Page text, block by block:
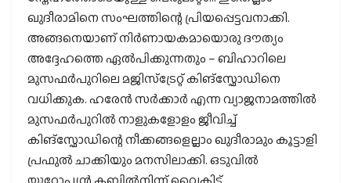
ഖുദീരാമിനെ സംഘത്തിന്റെ പ്രിയപ്പെട്ടവനാക്കി.
അങ്ങനെയാണ് നിർണായകമായൊരു ദൗത്യം
അദ്ദേഹത്തെ ഏൽപിക്കുന്നതും – ബിഹാറിലെ
മുസഫർപുറിലെ മജിസ്ട്രേറ്റ് കിങ്സ്ഫോഡിനെ
വധിക്കുക. ഹരേൻ സർക്കാർ എന്ന വ്യാജനാമത്തിൽ
മുസഫർപുറിൽ നാളുകളോളം ജീവിച്ച്
കിങ്സ്ഫോഡിന്റെ നീക്കങ്ങളെല്ലാം ഖുദീരാമും കൂട്ടാളി
പ്രഫുൽ ചാക്കിയും മനസിലാക്കി. ഒടുവിൽ